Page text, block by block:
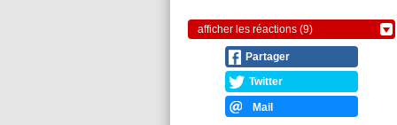
afficher les réactions (9)
Partager
Twitter
Mail